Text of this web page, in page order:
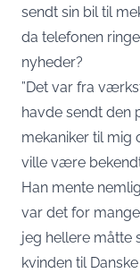
sendt sin bil til
da telefonen
nyheder?
”Det var fra
havde sendt den
mekaniker til mig
ville være
Han mente
var det for
jeg hellere måtte
kvinden til